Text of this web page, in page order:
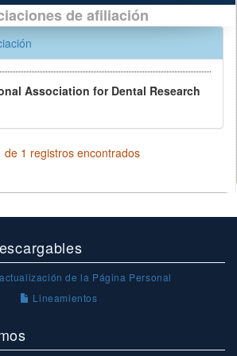
de afiliación
Association for Dental Research
de 1 registros encontrados
de la Página Personal
Lineamientos